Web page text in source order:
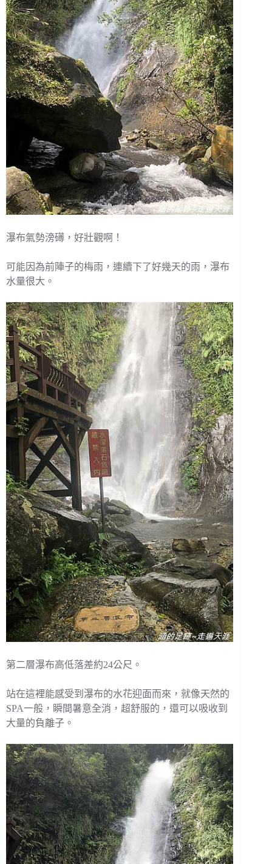
瀑布氣勢滂礡，好壯觀啊！
可能因為前陣子的梅雨，連續下了好幾天的雨，瀑布
水量很大。
第二層瀑布高低落差約24公尺。
站在這裡能感受到瀑布的水花迎面而來，就像天然的
SPA一般，瞬間暑意全消，超舒服的，還可以吸收到
大量的負離子。